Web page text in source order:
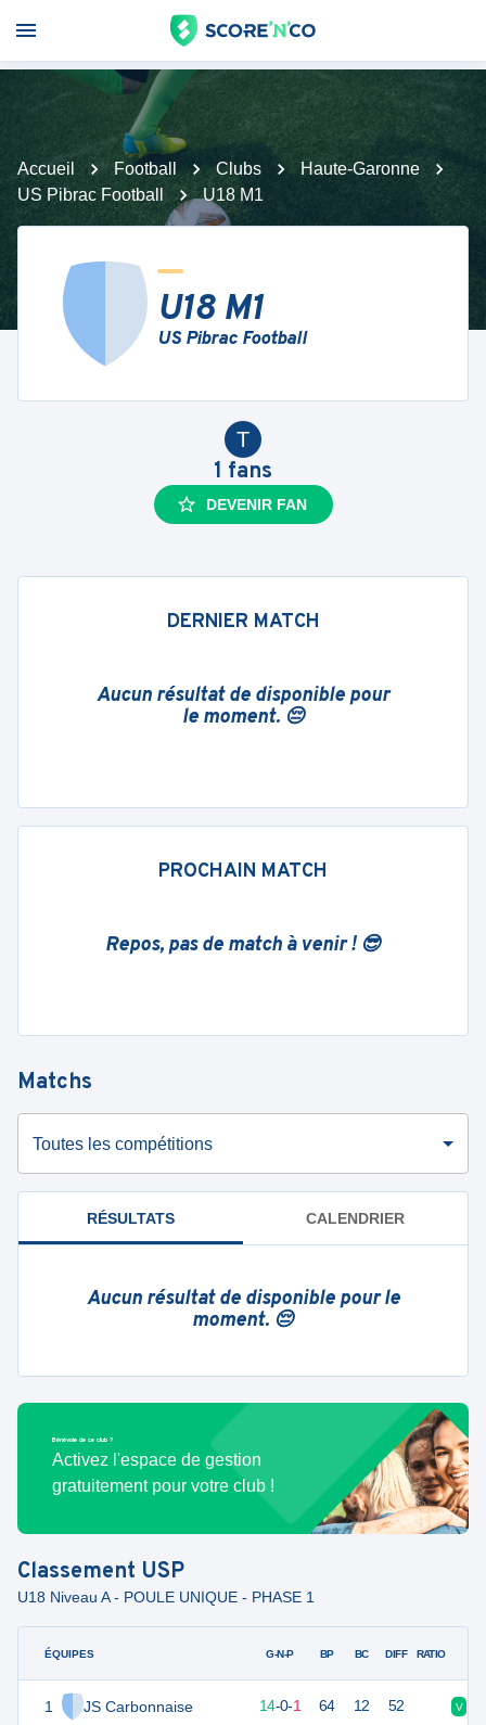
Accueil Football Clubs
Haute-Garonne
US Pibrac Football
U18 M1
U18 M1
US Pibrac Football
T
1 fans
DEVENIR FAN
DERNIER MATCH
Aucun résultat de disponible pour
le moment. 😔
PROCHAIN MATCH
Repos, pas de match à venir ! 😎
Matchs
Toutes les compétitions
RÉSULTATS CALENDRIER
Aucun résultat de disponible pour le
moment. 😔
Bénévole de ce club ?
Activez l'espace de gestion
gratuitement pour votre club !
Classement USP
U18 Niveau A - POULE UNIQUE - PHASE 1
ÉQUIPES
1 JS Carbonnaise
G-N-P BP BC DIFF RATIO
42 14-0-1 64 12 52 V